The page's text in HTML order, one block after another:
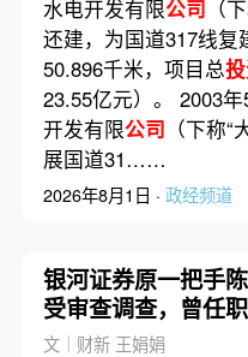
水电开发有限公司 （
还建，为国道317线
50.896千米，项目总
23.55亿元）。 2003
开发有限公司 （下称“
展国道31……
2026年8月1日 · 政经频道
银河证券原一把手
受审查调查，曾任
17年
文｜财新 王娟娟